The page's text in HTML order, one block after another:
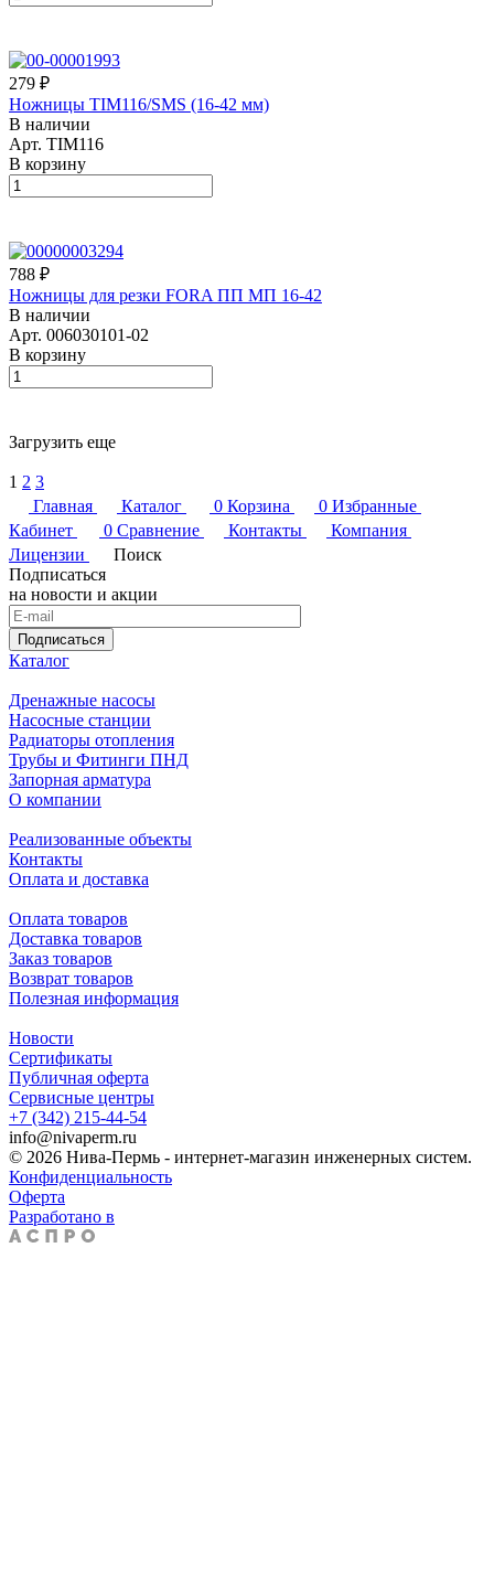
279 ₽
Ножницы TIM116/SMS (16-42 мм)
В наличии
Арт. TIM116
В корзину
788 ₽
Ножницы для резки FORA ПП МП 16-42
В наличии
Арт. 006030101-02
В корзину
Загрузить еще
1 2 3
Главная
Каталог 0 Корзина 0 Избранные
Кабинет
0 Сравнение Контакты
Компания
Лицензии
Поиск
Подписаться
на новости и акции
Подписаться
Каталог
Дренажные насосы
Насосные станции
Радиаторы отопления
Трубы и Фитинги ПНД
Запорная арматура
О компании
Реализованные объекты
Контакты
Оплата и доставка
Оплата товаров
Доставка товаров
Заказ товаров
Возврат товаров
Полезная информация
Новости
Сертификаты
Публичная оферта
Сервисные центры
+7 (342) 215-44-54
info@nivaperm.ru
© 2026 Нива-Пермь - интернет-магазин инженерных систем.
Конфиденциальность
Оферта
Разработано в